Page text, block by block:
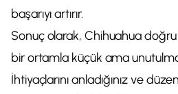
başarıyı artırır.
Sonuç olarak, Chihuahua
bir ortamla küçük ama
İhtiyaçlarını anladığınız ve